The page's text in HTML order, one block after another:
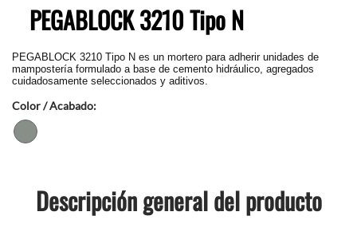
PEGABLOCK 3210 Tipo N
PEGABLOCK 3210 Tipo N es un mortero para adherir unidades de
mampostería formulado a base de cemento hidráulico, agregados
cuidadosamente seleccionados y aditivos.
Color / Acabado:
Descripción general del producto